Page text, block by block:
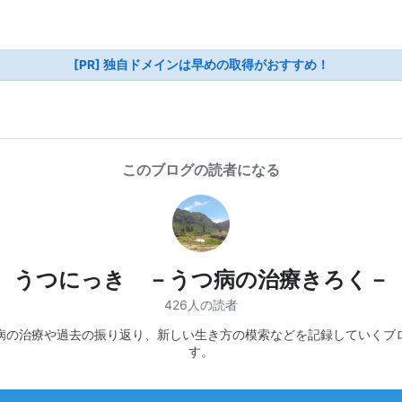
[PR] 独自ドメインは早めの取得がおすすめ！
このブログの読者になる
うつにっき －うつ病の治療きろく－
426人の読者
の治療や過去の振り返り、新しい生き方の模索などを記録していくブ
す。